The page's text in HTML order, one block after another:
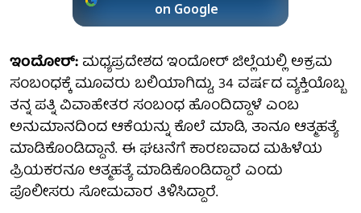
on Google
ಇಂದೋರ್:ಮಧ್ಯಪ್ರದೇಶದ ಇಂದೋರ್ ಜಿಲ್ಲೆಯಲ್ಲಿ ಅಕ್ರಮ
ಸಂಬಂಧಕ್ಕೆ ಮೂವರು ಬಲಿಯಾಗಿದ್ದು, 34 ವರ್ಷದ ವ್ಯಕ್ತಿಯೊಬ್ಬ
ತನ್ನ ಪತ್ನಿ ವಿವಾಹೇತರ ಸಂಬಂಧ ಹೊಂದಿದ್ದಾಳೆ ಎಂಬ
ಅನುಮಾನದಿಂದ ಆಕೆಯನ್ನು ಕೊಲೆ ಮಾಡಿ, ತಾನೂ ಆತ್ಮಹತ್ಯೆ
ಮಾಡಿಕೊಂಡಿದ್ದಾನೆ. ಈ ಘಟನೆಗೆ ಕಾರಣವಾದ ಮಹಿಳೆಯ
ಪ್ರಿಯಕರನೂ ಆತ್ಮಹತ್ಯೆ ಮಾಡಿಕೊಂಡಿದ್ದಾರೆ ಎಂದು
ಪೊಲೀಸರು ಸೋಮವಾರ ತಿಳಿಸಿದ್ದಾರೆ.